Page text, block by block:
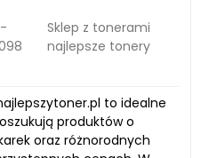
Sklep z tonerami
najlepsze tonery
to idealne
produktów o
oraz różnorodnych